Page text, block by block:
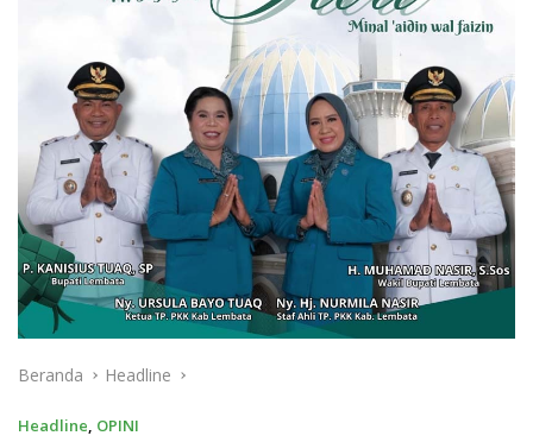
Beranda Headline
Headline, OPINI